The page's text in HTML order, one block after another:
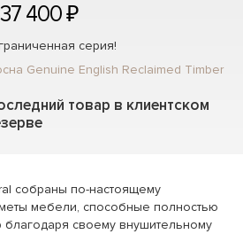
400 ₽
серия!
Genuine English Reclaimed Timber
товар в клиентском
собраны по-настоящему
мебели, способные полностью
благодаря своему внушительному